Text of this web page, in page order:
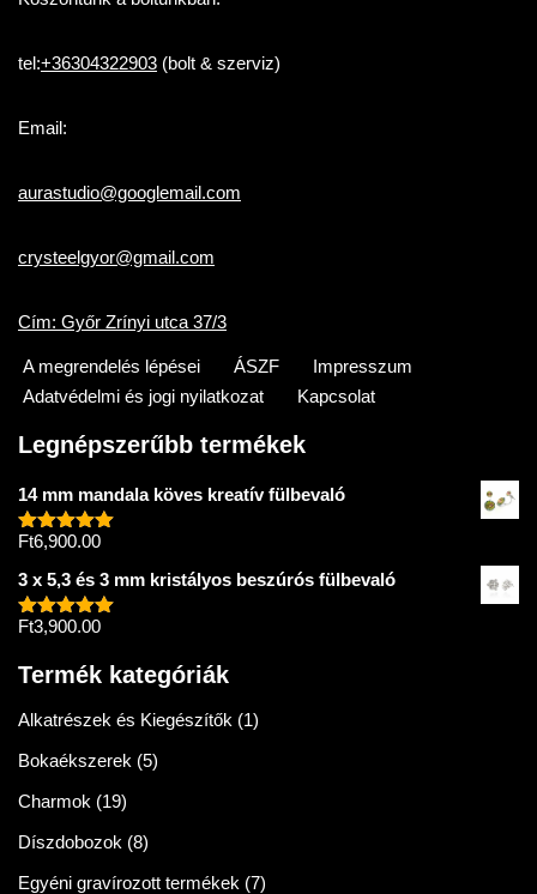
tel:+36304322903 (bolt & szerviz)
Email:
aurastudio@googlemail.com
crysteelgyor@gmail.com
Cím: Győr Zrínyi utca 37/3
A megrendelés lépései ÁSZF
Impresszum
Adatvédelmi és jogi nyilatkozat
Kapcsolat
Legnépszerűbb termékek
14 mm mandala köves kreatív fülbevaló
Értékelés:
Ft6,900.00
3 x 5,3 és 3 mm kristályos beszúrós fülbevaló
Értékelés:
Ft3,900.00
Termék kategóriák
Alkatrészek és Kiegészítők (1)
Bokaékszerek (5)
Charmok (19)
Díszdobozok (8)
Egyéni gravírozott termékek (7)